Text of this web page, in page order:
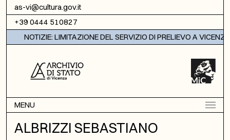
Vai al contenuto
as-vi@cultura.gov.it
+39 0444 510827
NOTIZIE: LIMITAZIONE DEL SERVIZIO DI PRELIEVO A VICENZA
MENU
ALBRIZZI SEBASTIANO